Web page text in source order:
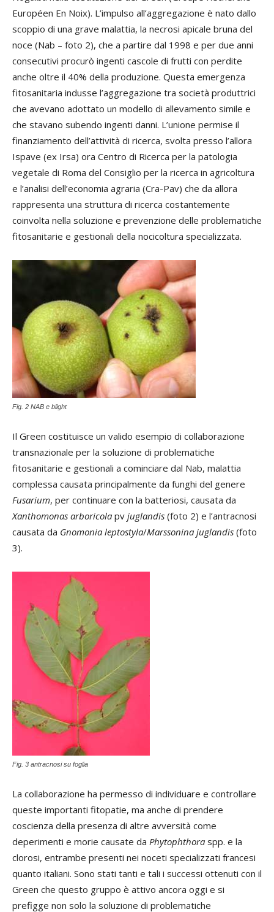
Européen En Noix). L’impulso all’aggregazione è nato dallo
scoppio di una grave malattia, la necrosi apicale bruna del
noce (Nab – foto 2), che a partire dal 1998 e per due anni
consecutivi procurò ingenti cascole di frutti con perdite
anche oltre il 40% della produzione. Questa emergenza
fitosanitaria indusse l’aggregazione tra società produttrici
che avevano adottato un modello di allevamento simile e
che stavano subendo ingenti danni. L’unione permise il
finanziamento dell’attività di ricerca, svolta presso l’allora
Ispave (ex Irsa) ora Centro di Ricerca per la patologia
vegetale di Roma del Consiglio per la ricerca in agricoltura
e l’analisi dell’economia agraria (Cra-Pav) che da allora
rappresenta una struttura di ricerca costantemente
coinvolta nella soluzione e prevenzione delle problematiche
fitosanitarie e gestionali della nocicoltura specializzata.
Fig. 2 NAB e blight
Il Green costituisce un valido esempio di collaborazione
transnazionale per la soluzione di problematiche
fitosanitarie e gestionali a cominciare dal Nab, malattia
complessa causata principalmente da funghi del genere
Fusarium, per continuare con la batteriosi, causata da
Xanthomonas arboricola pv juglandis (foto 2) e l’antracnosi
causata da Gnomonia leptostyla/Marssonina juglandis (foto
3).
Fig. 3 antracnosi su foglia
La collaborazione ha permesso di individuare e controllare
queste importanti fitopatie, ma anche di prendere
coscienza della presenza di altre avversità come
deperimenti e morie causate da Phytophthora spp. e la
clorosi, entrambe presenti nei noceti specializzati francesi
quanto italiani. Sono stati tanti e tali i successi ottenuti con il
Green che questo gruppo è attivo ancora oggi e si
prefigge non solo la soluzione di problematiche